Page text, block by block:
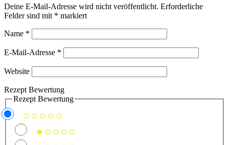
Deine E-Mail-Adresse wird nicht veröffentlicht. Erforderliche
Felder sind mit * markiert
Name *
E-Mail-Adresse *
Website
Rezept Bewertung
Rezept Bewertung